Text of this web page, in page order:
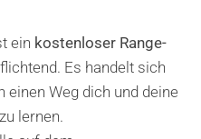
ein kostenloser Range-
Es handelt sich
einen Weg dich und deine
lernen.